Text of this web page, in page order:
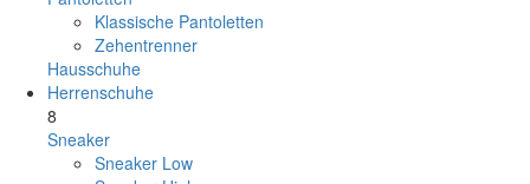
Klassische Pantoletten
Zehentrenner
Hausschuhe
Herrenschuhe
8
Sneaker
Sneaker Low